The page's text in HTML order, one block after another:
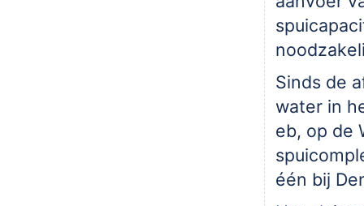
Sinds de
water in
eb, op de
één bij